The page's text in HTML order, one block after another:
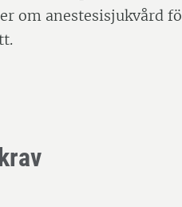
om anestesisjukvård